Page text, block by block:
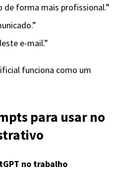
de forma mais profissional.”
e-mail.”
funciona como um
para usar no
no trabalho